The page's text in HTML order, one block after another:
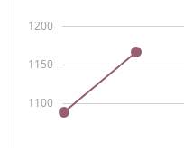
1100
1150
1200